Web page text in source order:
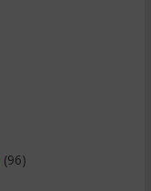
(96)